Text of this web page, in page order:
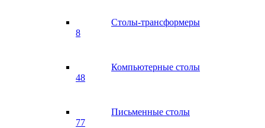
Столы-трансформеры
8
Компьютерные столы
48
Письменные столы
77